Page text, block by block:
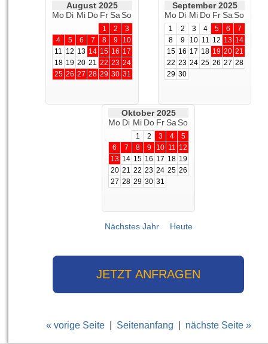
August 2025
Mo Di Mi Do Fr Sa So
1 2
3
4
5 6 7 8 9
10
11 12 13 14 15 16 17
18 19 20 21 22 23 24
25 26 27 28 29 30 31
September 2025
Mo Di Mi Do Fr Sa So
1 2 3 4 5 6
7
8
9 10 11 12 13 14
15 16 17 18 19 20 21
22 23 24 25 26 27 28
29 30
Oktober 2025
Mo Di Mi Do Fr Sa So
1 2 3 4
5
6
7 8 9 10 11 12
13 14 15 16 17 18 19
20 21 22 23 24 25 26
27 28 29 30 31
Nächstes Jahr Heute
« vorige Seite| Seitenanfang nächste Seite »